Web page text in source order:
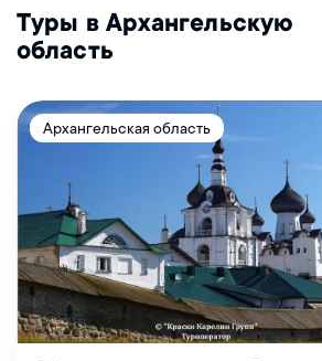
Туры в Архангельскую
область
Архангельская область